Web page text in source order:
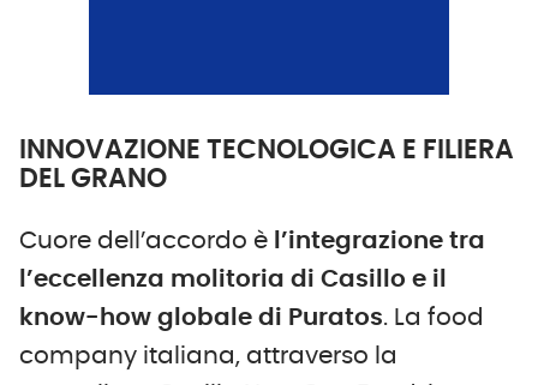
INNOVAZIONE TECNOLOGICA E FILIERA
DEL GRANO
Cuore dell’accordo è l’integrazione tra
l’eccellenza molitoria di Casillo e il
know-how globale di Puratos. La food
company italiana, attraverso la